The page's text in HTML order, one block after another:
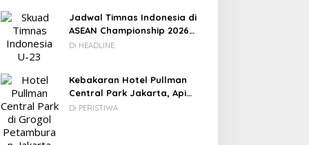
Jadwal Timnas Indonesia di
ASEAN Championship 2026
Lengkap, Lawan Kamboja
Di HEADLINE
Kebakaran Hotel Pullman
Central Park Jakarta, Api
Berawal dari Gedung Parkir
Di PERISTIWA